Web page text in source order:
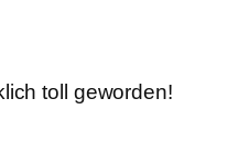
toll geworden!